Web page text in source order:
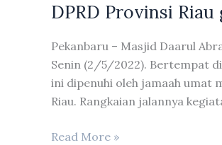
DPRD Provinsi
Pekanbaru – Masjid Daarul
Senin (2/5/2022). Bertempat
ini dipenuhi oleh jamaah umat
Riau. Rangkaian jalannya
DPRD
Read More »